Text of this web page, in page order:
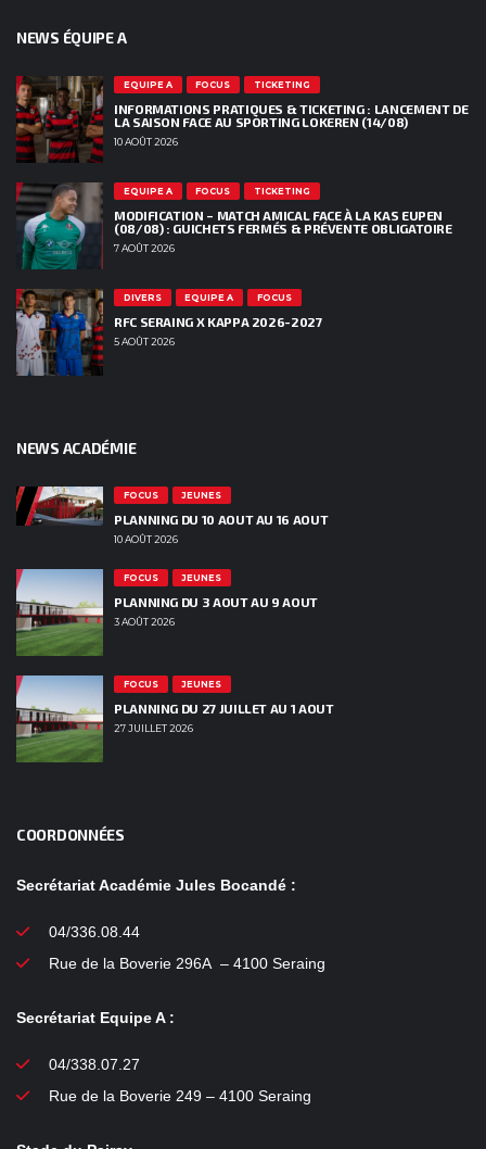
NEWS ÉQUIPE A
EQUIPE A FOCUS TICKETING
INFORMATIONS PRATIQUES & TICKETING : LANCEMENT DE
LA SAISON FACE AU SPORTING LOKEREN (14/08)
10 AOÛT 2026
EQUIPE A FOCUS TICKETING
MODIFICATION – MATCH AMICAL FACE À LA KAS EUPEN
(08/08) : GUICHETS FERMÉS & PRÉVENTE OBLIGATOIRE
7 AOÛT 2026
DIVERS EQUIPE A FOCUS
RFC SERAING X KAPPA 2026-2027
5 AOÛT 2026
NEWS ACADÉMIE
FOCUS JEUNES
PLANNING DU 10 AOUT AU 16 AOUT
10 AOÛT 2026
FOCUS JEUNES
PLANNING DU 3 AOUT AU 9 AOUT
3 AOÛT 2026
FOCUS JEUNES
PLANNING DU 27 JUILLET AU 1 AOUT
27 JUILLET 2026
COORDONNÉES
Secrétariat Académie Jules Bocandé :
04/336.08.44
Rue de la Boverie 296A – 4100 Seraing
Secrétariat Equipe A :
04/338.07.27
Rue de la Boverie 249 – 4100 Seraing